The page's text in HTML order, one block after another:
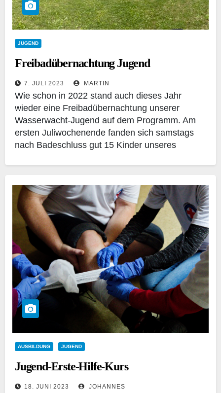
JUGEND
Freibadübernachtung Jugend
7. JULI 2023 MARTIN
Wie schon in 2022 stand auch dieses Jahr
wieder eine Freibadübernachtung unserer
Wasserwacht-Jugend auf dem Programm. Am
ersten Juliwochenende fanden sich samstags
nach Badeschluss gut 15 Kinder unseres
AUSBILDUNG JUGEND
Jugend-Erste-Hilfe-Kurs
18. JUNI 2023 JOHANNES